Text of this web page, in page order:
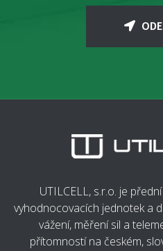
UTILCELL, s.r.o. je
vyhodnocovacích jednotek a
vážení, měření sil a
přítomností na českém,